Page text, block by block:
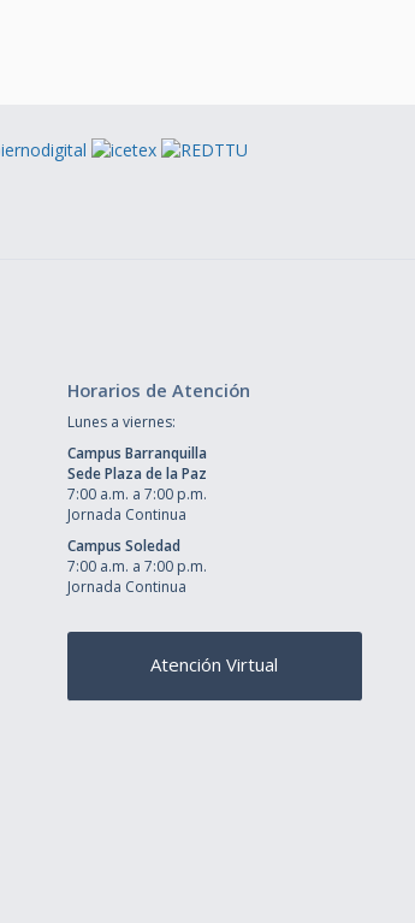
Horarios de Atención
Lunes a viernes:
Campus Barranquilla
Sede Plaza de la Paz
7:00 a.m. a 7:00 p.m.
Jornada Continua
Campus Soledad
7:00 a.m. a 7:00 p.m.
Jornada Continua
Atención Virtual